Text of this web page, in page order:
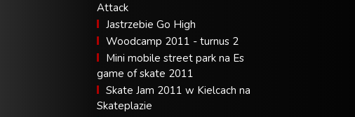
Attack
Jastrzebie Go High
Woodcamp 2011 - turnus 2
Mini mobile street park na Es
game of skate 2011
Skate Jam 2011 w Kielcach na
Skateplazie